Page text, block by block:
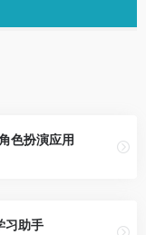
色扮演应用
习助手